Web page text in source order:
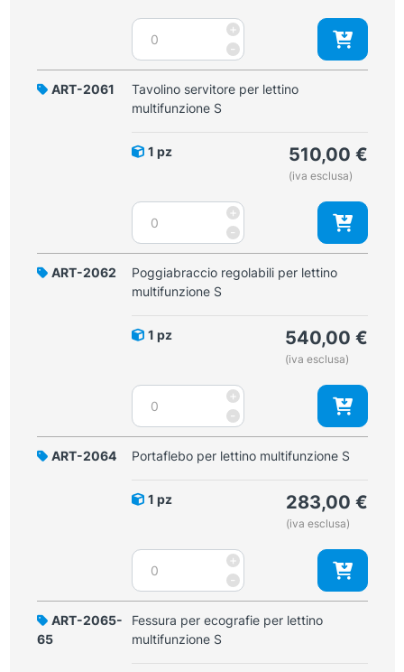
-
Barra
laterale
portaccessori
per
lettino
lettino
quantità
+
ART-2061
Tavolino servitore per lettino
multifunzione S
1 pz 510,00 €
(iva esclusa)
-
Tavolino
servitore
per
lettino
multifunzione
+
ART-2062
Poggiabraccio regolabili per lettino
multifunzione S
1 pz 540,00 €
(iva esclusa)
-
Poggiabraccio
regolabili
per
lettino
quantità
+
ART-2064 Portaflebo per lettino multifunzione S
1 pz 283,00 €
(iva esclusa)
-
Portaflebo
lettino
multifunzione
S
+
ART-2065-
65
Fessura per ecografie per lettino
multifunzione S